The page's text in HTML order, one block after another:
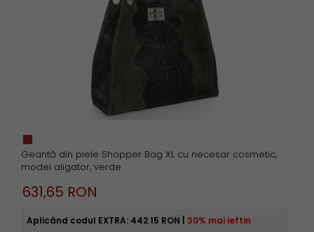
Geantă din piele Shopper Bag XL cu necesar cosmetic,
model aligator, verde
631,65 RON
Aplicând codul EXTRA: 442.15 RON 30% mai ieftin